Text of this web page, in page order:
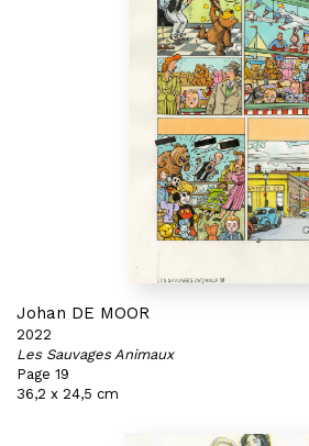
Johan DE MOOR
2022
Les Sauvages Animaux
Page 19
36,2 x 24,5 cm